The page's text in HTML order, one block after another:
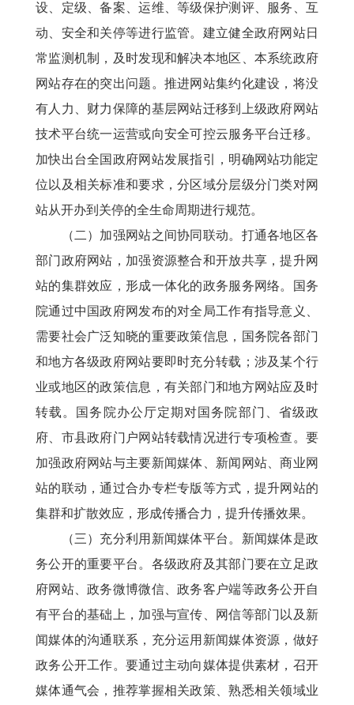
设、定级、备案、运维、等级保护测评、服务、互
动、安全和关停等进行监管。建立健全政府网站日
常监测机制，及时发现和解决本地区、本系统政府
网站存在的突出问题。推进网站集约化建设，将没
有人力、财力保障的基层网站迁移到上级政府网站
技术平台统一运营或向安全可控云服务平台迁移。
加快出台全国政府网站发展指引，明确网站功能定
位以及相关标准和要求，分区域分层级分门类对网
站从开办到关停的全生命周期进行规范。
（二）加强网站之间协同联动。打通各地区各
部门政府网站，加强资源整合和开放共享，提升网
站的集群效应，形成一体化的政务服务网络。国务
院通过中国政府网发布的对全局工作有指导意义、
需要社会广泛知晓的重要政策信息，国务院各部门
和地方各级政府网站要即时充分转载；涉及某个行
业或地区的政策信息，有关部门和地方网站应及时
转载。国务院办公厅定期对国务院部门、省级政
府、市县政府门户网站转载情况进行专项检查。要
加强政府网站与主要新闻媒体、新闻网站、商业网
站的联动，通过合办专栏专版等方式，提升网站的
集群和扩散效应，形成传播合力，提升传播效果。
（三）充分利用新闻媒体平台。新闻媒体是政
务公开的重要平台。各级政府及其部门要在立足政
府网站、政务微博微信、政务客户端等政务公开自
有平台的基础上，加强与宣传、网信等部门以及新
闻媒体的沟通联系，充分运用新闻媒体资源，做好
政务公开工作。要通过主动向媒体提供素材，召开
媒体通气会，推荐掌握相关政策、熟悉相关领域业